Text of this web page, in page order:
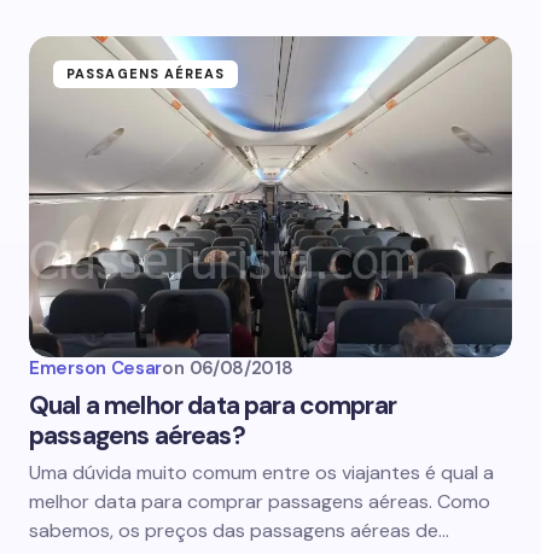
PASSAGENS AÉREAS
Emerson Cesaron 06/08/2018
Qual a melhor data para comprar
passagens aéreas?
Uma dúvida muito comum entre os viajantes é qual a
melhor data para comprar passagens aéreas. Como
sabemos, os preços das passagens aéreas de…